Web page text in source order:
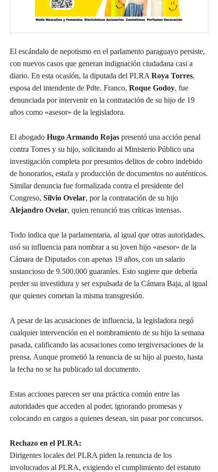
El escándalo de nepotismo en el parlamento paraguayo persiste,
con nuevos casos que generan indignación ciudadana casi a
diario. En esta ocasión, la diputada del PLRA Roya Torres,
esposa del intendente de Pdte. Franco, Roque Godoy, fue
denunciada por intervenir en la contratación de su hijo de 19
años como «asesor» de la legisladora.
El abogado Hugo Armando Rojas presentó una acción penal
contra Torres y su hijo, solicitando al Ministerio Público una
investigación completa por presuntos delitos de cobro indebido
de honorarios, estafa y producción de documentos no auténticos.
Similar denuncia fue formalizada contra el presidente del
Congreso, Silvio Ovelar, por la contratación de su hijo
Alejandro Ovelar, quien renunció tras críticas intensas.
Todo indica que la parlamentaria, al igual que otras autoridades,
usó su influencia para nombrar a su joven hijo «asesor» de la
Cámara de Diputados con apenas 19 años, con un salario
sustancioso de 9.500.000 guaraníes. Esto sugiere que debería
perder su investidura y ser expulsada de la Cámara Baja, al igual
que quienes cometan la misma transgresión.
A pesar de las acusaciones de influencia, la legisladora negó
cualquier intervención en el nombramiento de su hijo la semana
pasada, calificando las acusaciones como tergiversaciones de la
prensa. Aunque prometió la renuncia de su hijo al puesto, hasta
la fecha no se ha publicado tal documento.
Estas acciones parecen ser una práctica común entre las
autoridades que acceden al poder, ignorando promesas y
colocando en cargos a quienes desean, sin pasar por concursos.
Rechazo en el PLRA:
Dirigentes locales del PLRA piden la renuncia de los
involucrados al PLRA, exigiendo el cumplimiento del estatuto